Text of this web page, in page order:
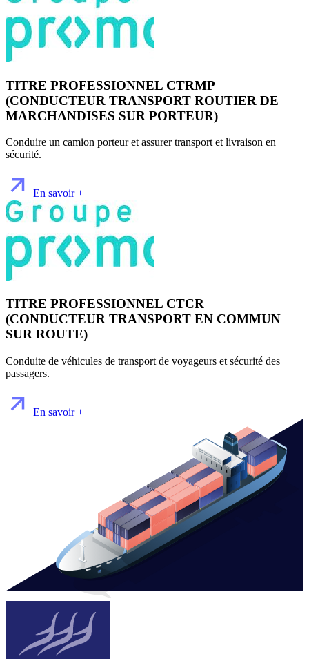
TITRE PROFESSIONNEL CTRMP
(CONDUCTEUR TRANSPORT ROUTIER DE
MARCHANDISES SUR PORTEUR)
Conduire un camion porteur et assurer transport et livraison en
sécurité.
En savoir +
TITRE PROFESSIONNEL CTCR
(CONDUCTEUR TRANSPORT EN COMMUN
SUR ROUTE)
Conduite de véhicules de transport de voyageurs et sécurité des
passagers.
En savoir +